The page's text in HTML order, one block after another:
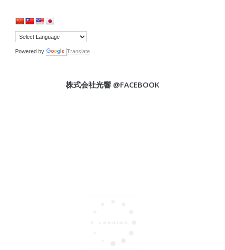
Powered by Translate
株式会社光響 @FACEBOOK